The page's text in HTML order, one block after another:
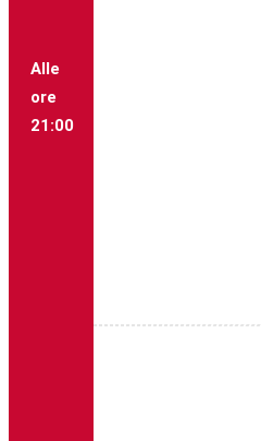
Alle
ore
21:00